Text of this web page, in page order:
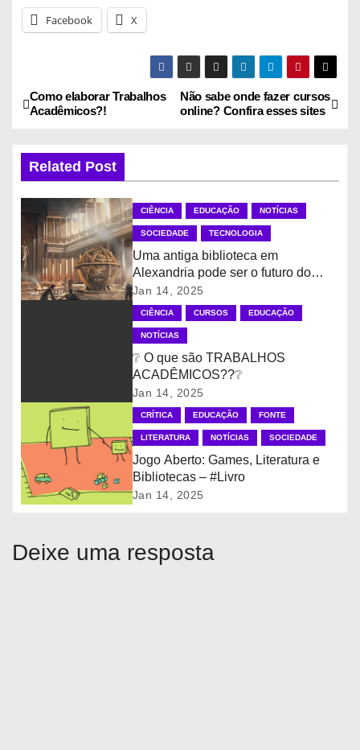
Facebook X
N
v
e
g
a
ç
d
e
P
o
s
Não sabe onde fazer cursos
online? Confira esses sites
Como elaborar Trabalhos
Acadêmicos?!
Related Post
CIÊNCIA EDUCAÇÃO NOTÍCIAS
SOCIEDADE TECNOLOGIA
Uma antiga biblioteca em
Alexandria pode ser o futuro do
Blockchain
Jan 14, 2025
CIÊNCIA CURSOS EDUCAÇÃO
NOTÍCIAS
❔ O que são TRABALHOS
ACADÊMICOS??❔
Jan 14, 2025
CRÍTICA EDUCAÇÃO FONTE
LITERATURA NOTÍCIAS SOCIEDADE
Jogo Aberto: Games, Literatura e
Bibliotecas – #Livro
Jan 14, 2025
Deixe uma resposta